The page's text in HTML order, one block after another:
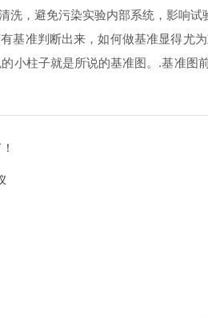
，避免污染实验内部系统，影响试
准判断出来，如何做基准显得尤
小柱子就是所说的基准图。.基准